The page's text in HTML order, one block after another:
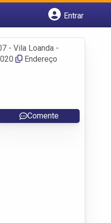
Entrar
- Vila Loanda -
Endereço
Comente